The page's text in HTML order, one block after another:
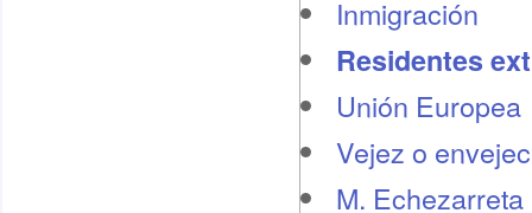
Inmigración
Residentes
Unión Europea
Vejez o
M. Echezarreta